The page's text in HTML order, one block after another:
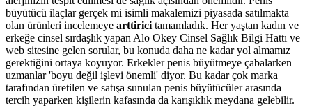
büyütücü ilaçlar gerçek mi isimli makalemizi piyasada satılmakta
olan ürünleri incelemeye arttirici tamamladık. Her yaştan kadın ve
erkeğe cinsel sırdaşlık yapan Alo Okey Cinsel Sağlık Bilgi Hattı ve
web sitesine gelen sorular, bu konuda daha ne kadar yol almamız
gerektiğini ortaya koyuyor. Erkekler penis büyütmeye çabalarken
uzmanlar 'boyu değil işlevi önemli' diyor. Bu kadar çok marka
tarafından üretilen ve satışa sunulan penis büyütücüler arasında
tercih yaparken kişilerin kafasında da karışıklık meydana gelebilir.